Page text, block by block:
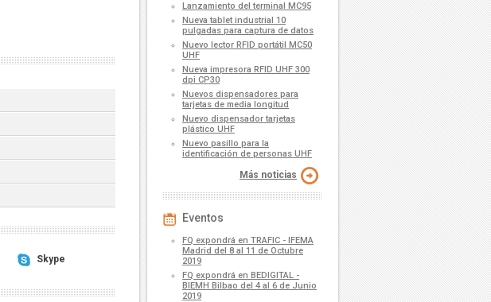
Skype
Lanzamiento del terminal MC95
Nueva tablet industrial 10
pulgadas para captura de datos
Nuevo lector RFID portátil MC50
UHF
Nueva impresora RFID UHF 300
dpi CP30
Nuevos dispensadores para
tarjetas de media longitud
Nuevo dispensador tarjetas
plástico UHF
Nuevo pasillo para la
identificación de personas UHF
Más noticias
Eventos
FQ expondrá en TRAFIC - IFEMA
Madrid del 8 al 11 de Octubre
2019
FQ expondrá en BEDIGITAL -
BIEMH Bilbao del 4 al 6 de Junio
2019